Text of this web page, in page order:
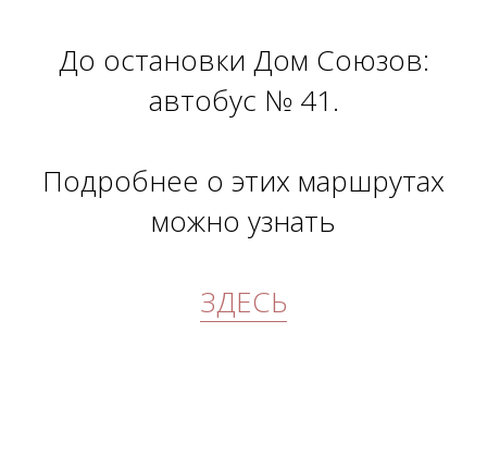
До остановки Дом Союзов:
автобус № 41.
Подробнее о этих маршрутах
можно узнать
ЗДЕСЬ